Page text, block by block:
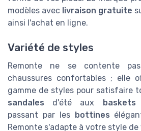
modèles avec livraison gratuite
ainsi l'achat en ligne.
Variété de styles
Remonte ne se contente
chaussures confortables ; elle
gamme de styles pour satisfaire
sandales d'été aux baskets
passant par les bottines
Remonte s'adapte à votre style de